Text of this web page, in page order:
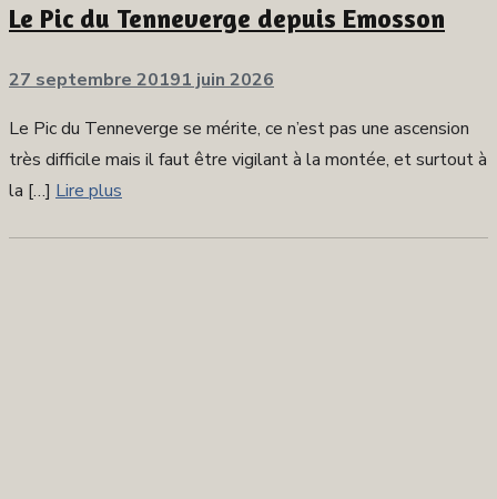
Le Pic du Tenneverge depuis Emosson
Publié
27 septembre 20191 juin 2026
Le Pic du Tenneverge se mérite, ce n’est pas une ascension
très difficile mais il faut être vigilant à la montée, et surtout à
la […] Lire plus